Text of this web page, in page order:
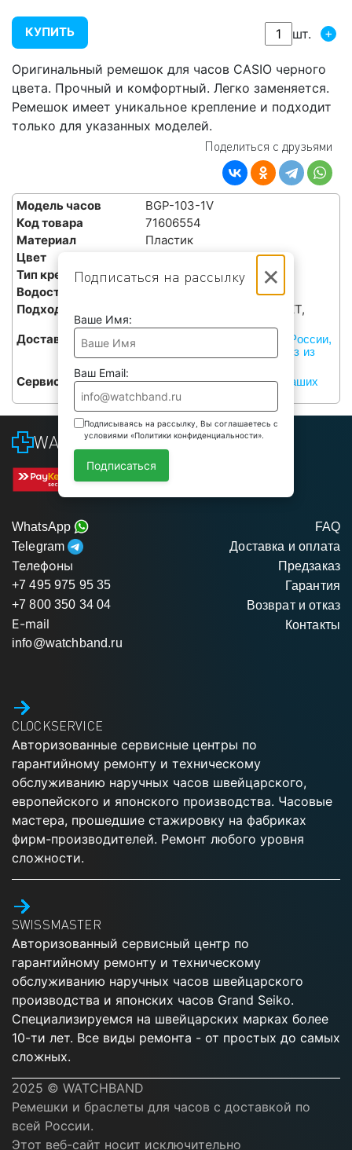
×
Подписаться на рассылку
Ваше Имя:
Ваш Email:
Подписываясь на рассылку, Вы соглашаетесь с
условиями «Политики конфиденциальности».
Подписаться
КУПИТЬ шт. +
Оригинальный ремешок для часов CASIO черного
цвета. Прочный и комфортный. Легко заменяется.
Ремешок имеет уникальное крепление и подходит
только для указанных моделей.
Поделиться с друзьями
Модель часов
BGP-103-1V
Код товара
71606554
Материал
Пластик
Цвет
Тип крепления
Уникальное
Водостойкость
Подходит для часов
BGP-103-1V, BGP-103-1VZT,
Доставка
Курьерами СДЭК по всей России,
или бесплатный самовывоз из
Сервис
Бесплатная установка в наших
сервисах в Москве
WATCHBAND
WhatsApp
Telegram
Телефоны
+7 495 975 95 35
+7 800 350 34 04
E-mail
info@watchband.ru
FAQ
Доставка и оплата
Предзаказ
Гарантия
Возврат и отказ
Контакты
CLOCKSERVICE
Авторизованные сервисные центры по
гарантийному ремонту и техническому
обслуживанию наручных часов швейцарского,
европейского и японского производства. Часовые
мастера, прошедшие стажировку на фабриках
фирм-производителей. Ремонт любого уровня
сложности.
SWISSMASTER
Авторизованный сервисный центр по
гарантийному ремонту и техническому
обслуживанию наручных часов швейцарского
производства и японских часов Grand Seiko.
Специализируемся на швейцарских марках более
10-ти лет. Все виды ремонта - от простых до самых
сложных.
2025 © WATCHBAND
Ремешки и браслеты для часов с доставкой по
всей России.
Этот веб-сайт носит исключительно